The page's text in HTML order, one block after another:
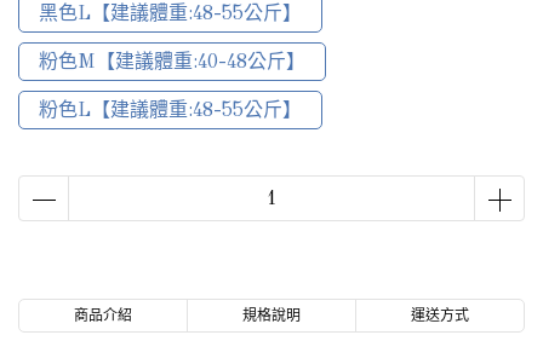
黑色L【建議體重:48-55公斤】
粉色M【建議體重:40-48公斤】
粉色L【建議體重:48-55公斤】
商品介紹 規格說明 運送方式